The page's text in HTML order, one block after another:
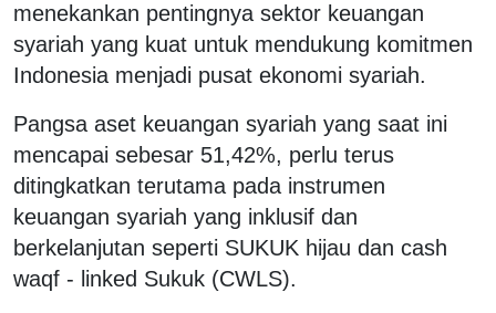
menekankan pentingnya sektor keuangan
syariah yang kuat untuk mendukung komitmen
Indonesia menjadi pusat ekonomi syariah.
Pangsa aset keuangan syariah yang saat ini
mencapai sebesar 51,42%, perlu terus
ditingkatkan terutama pada instrumen
keuangan syariah yang inklusif dan
berkelanjutan seperti SUKUK hijau dan cash
waqf - linked Sukuk (CWLS).